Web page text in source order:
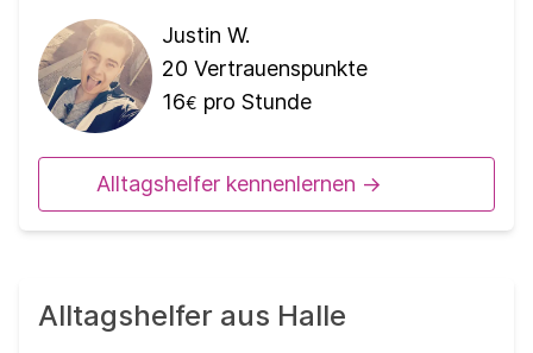
Justin W.
20 Vertrauenspunkte
16€ pro Stunde
Alltagshelfer kennenlernen ->
Alltagshelfer aus Halle